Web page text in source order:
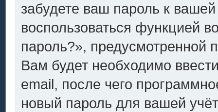
забудете ваш пароль к
воспользоваться функцией
пароль?»,
Вам будет необходимо
email, после чего
новый пароль для вашей